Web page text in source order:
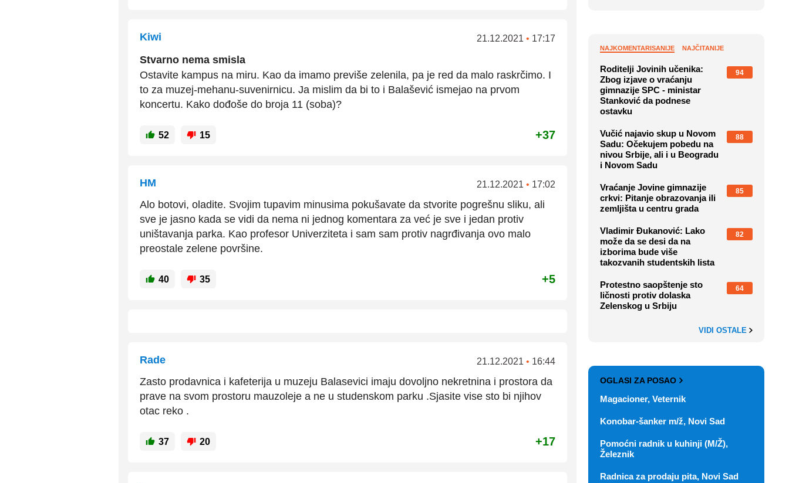
Kiwi 21.12.2021 • 17:17
Stvarno nema smisla
Ostavite kampus na miru. Kao da imamo previše zelenila, pa je red da malo raskrčimo. I
to za muzej-mehanu-suvenirnicu. Ja mislim da bi to i Balašević ismejao na prvom
koncertu. Kako dođoše do broja 11 (soba)?
52 15 +37
HM 21.12.2021 • 17:02
Alo botovi, oladite. Svojim tupavim minusima pokušavate da stvorite pogrešnu sliku, ali
sve je jasno kada se vidi da nema ni jednog komentara za već je sve i jedan protiv
uništavanja parka. Kao profesor Univerziteta i sam sam protiv nagrđivanja ovo malo
preostale zelene površine.
40 35 +5
Rade 21.12.2021 • 16:44
Zasto prodavnica i kafeterija u muzeju Balasevici imaju dovoljno nekretnina i prostora da
prave na svom prostoru mauzoleje a ne u studenskom parku .Sjasite vise sto bi njihov
otac reko .
37 20 +17
NAJKOMENTARISANIJE NAJČITANIJE
Roditelji Jovinih učenika:
Zbog izjave o vraćanju
gimnazije SPC - ministar
Stanković da podnese
ostavku
94
Vučić najavio skup u Novom
Sadu: Očekujem pobedu na
nivou Srbije, ali i u Beogradu
i Novom Sadu
88
Vraćanje Jovine gimnazije
crkvi: Pitanje obrazovanja ili
zemljišta u centru grada
85
Vladimir Đukanović: Lako
može da se desi da na
izborima bude više
takozvanih studentskih lista
82
Protestno saopštenje sto
ličnosti protiv dolaska
Zelenskog u Srbiju
64
VIDI OSTALE
OGLASI ZA POSAO
Magacioner, Veternik
Konobar-šanker m/ž, Novi Sad
Pomoćni radnik u kuhinji (M/Ž),
Železnik
Radnica za prodaju pita, Novi Sad